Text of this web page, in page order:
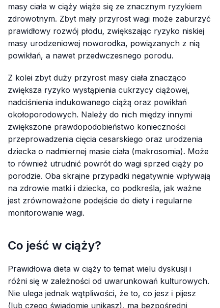
masy ciała w ciąży wiąże się ze znacznym ryzykiem
zdrowotnym. Zbyt mały przyrost wagi może zaburzyć
prawidłowy rozwój płodu, zwiększając ryzyko niskiej
masy urodzeniowej noworodka, powiązanych z nią
powikłań, a nawet przedwczesnego porodu.
Z kolei zbyt duży przyrost masy ciała znacząco
zwiększa ryzyko wystąpienia cukrzycy ciążowej,
nadciśnienia indukowanego ciążą oraz powikłań
okołoporodowych. Należy do nich między innymi
zwiększone prawdopodobieństwo konieczności
przeprowadzenia cięcia cesarskiego oraz urodzenia
dziecka o nadmiernej masie ciała (makrosomia). Może
to również utrudnić powrót do wagi sprzed ciąży po
porodzie. Oba skrajne przypadki negatywnie wpływają
na zdrowie matki i dziecka, co podkreśla, jak ważne
jest zrównoważone podejście do diety i regularne
monitorowanie wagi.
Co jeść w ciąży?
Prawidłowa dieta w ciąży to temat wielu dyskusji i
różni się w zależności od uwarunkowań kulturowych.
Nie ulega jednak wątpliwości, że to, co jesz i pijesz
(lub czego świadomie unikasz), ma bezpośredni